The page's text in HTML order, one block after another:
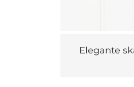
Elegante